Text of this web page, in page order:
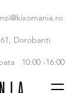
Dorobanti
10:00 -16:00